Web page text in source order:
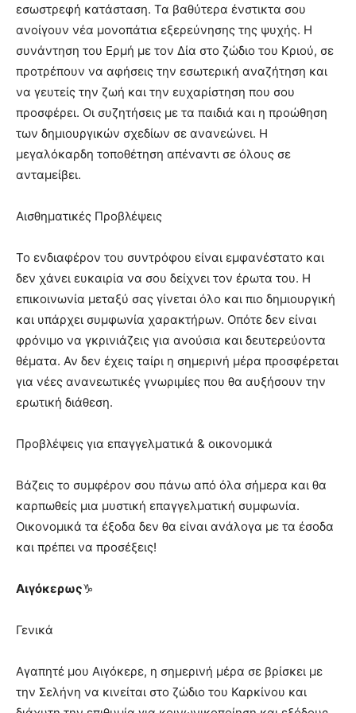
εσωστρεφή κατάσταση. Τα βαθύτερα ένστικτα σου
ανοίγουν νέα μονοπάτια εξερεύνησης της ψυχής. Η
συνάντηση του Ερμή με τον Δία στο ζώδιο του Κριού, σε
προτρέπουν να αφήσεις την εσωτερική αναζήτηση και
να γευτείς την ζωή και την ευχαρίστηση που σου
προσφέρει. Οι συζητήσεις με τα παιδιά και η προώθηση
των δημιουργικών σχεδίων σε ανανεώνει. Η
μεγαλόκαρδη τοποθέτηση απέναντι σε όλους σε
ανταμείβει.
Αισθηματικές Προβλέψεις
Το ενδιαφέρον του συντρόφου είναι εμφανέστατο και
δεν χάνει ευκαιρία να σου δείχνει τον έρωτα του. Η
επικοινωνία μεταξύ σας γίνεται όλο και πιο δημιουργική
και υπάρχει συμφωνία χαρακτήρων. Οπότε δεν είναι
φρόνιμο να γκρινιάζεις για ανούσια και δευτερεύοντα
θέματα. Αν δεν έχεις ταίρι η σημερινή μέρα προσφέρεται
για νέες ανανεωτικές γνωριμίες που θα αυξήσουν την
ερωτική διάθεση.
Προβλέψεις για επαγγελματικά & οικονομικά
Βάζεις το συμφέρον σου πάνω από όλα σήμερα και θα
καρπωθείς μια μυστική επαγγελματική συμφωνία.
Οικονομικά τα έξοδα δεν θα είναι ανάλογα με τα έσοδα
και πρέπει να προσέξεις!
Αιγόκερως♑
Γενικά
Αγαπητέ μου Αιγόκερε, η σημερινή μέρα σε βρίσκει με
την Σελήνη να κινείται στο ζώδιο του Καρκίνου και